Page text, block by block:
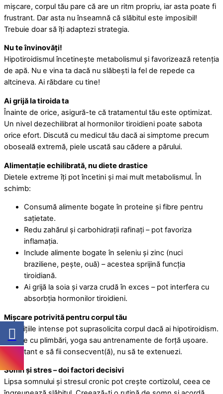
mișcare, corpul tău pare că are un ritm propriu, iar asta poate fi
frustrant. Dar asta nu înseamnă că slăbitul este imposibil!
Trebuie doar să îți adaptezi strategia.
Nu te învinovăți!
Hipotiroidismul încetinește metabolismul și favorizează retenția
de apă. Nu e vina ta dacă nu slăbești la fel de repede ca
altcineva. Ai răbdare cu tine!
Ai grijă la tiroida ta
Înainte de orice, asigură-te că tratamentul tău este optimizat.
Un nivel dezechilibrat al hormonilor tiroidieni poate sabota
orice efort. Discută cu medicul tău dacă ai simptome precum
oboseală extremă, piele uscată sau cădere a părului.
Alimentație echilibrată, nu diete drastice
Dietele extreme îți pot încetini și mai mult metabolismul. În
schimb:
Consumă alimente bogate în proteine și fibre pentru
sațietate.
Redu zahărul și carbohidrații rafinați – pot favoriza
inflamația.
Include alimente bogate în seleniu și zinc (nuci
braziliene, pește, ouă) – acestea sprijină funcția
tiroidiană.
Ai grijă la soia și varza crudă în exces – pot interfera cu
absorbția hormonilor tiroidieni.
Mișcare potrivită pentru corpul tău
Exercițiile intense pot suprasolicita corpul dacă ai hipotiroidism.
Începe cu plimbări, yoga sau antrenamente de forță ușoare.
Important e să fii consecvent(ă), nu să te extenuezi.
Somn și stres – doi factori decisivi
Lipsa somnului și stresul cronic pot crește cortizolul, ceea ce